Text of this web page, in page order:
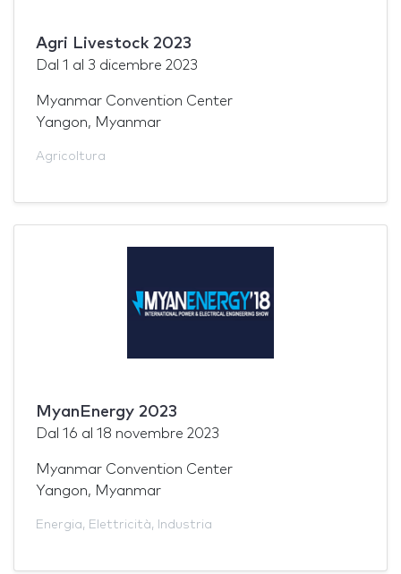
Agri Livestock 2023
Dal 1 al 3 dicembre 2023
Myanmar Convention Center
Yangon, Myanmar
Agricoltura
MyanEnergy 2023
Dal 16 al 18 novembre 2023
Myanmar Convention Center
Yangon, Myanmar
Energia, Elettricità, Industria